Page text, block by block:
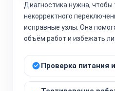
Диагностика нужна, чтобы
некорректного
исправные узлы. Она
объём работ и избежать
Проверка питания